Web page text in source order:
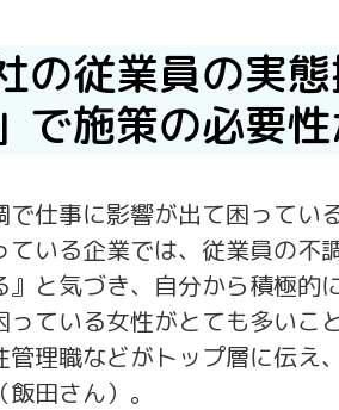
の従業員の実
で施策の必要
で仕事に影響が出て困って
ている企業では、従業員の
』と気づき、自分から積極
っている女性がとても多い
管理職などがトップ層に伝
田さん）。